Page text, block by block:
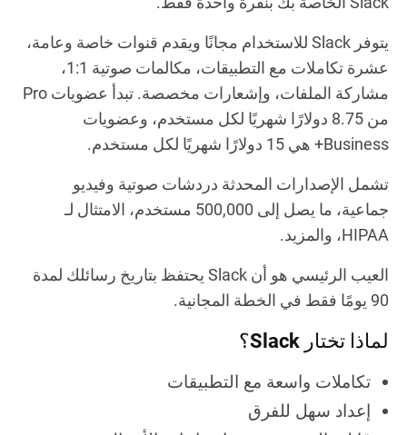
يتوفر Slack للاستخدام مجانًا ويقدم قنوات خاصة وعامة،
عشرة تكاملات مع التطبيقات، مكالمات صوتية 1:1،
مشاركة الملفات، وإشعارات مخصصة. تبدأ عضويات Pro
من 8.75 دولارًا شهريًا لكل مستخدم، وعضويات
Business+ هي 15 دولارًا شهريًا لكل مستخدم.
تشمل الإصدارات المحدثة دردشات صوتية وفيديو
جماعية، ما يصل إلى 500,000 مستخدم، الامتثال لـ
HIPAA، والمزيد.
العيب الرئيسي هو أن Slack يحتفظ بتاريخ رسائلك لمدة
90 يومًا فقط في الخطة المجانية.
لماذا تختار Slack؟
تكاملات واسعة مع التطبيقات
إعداد سهل للفرق